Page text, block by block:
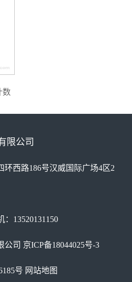
数
限公司
环西路186号汉威国际广场4区2
：13520131150
公司 京ICP备18044025号-3
号 网站地图